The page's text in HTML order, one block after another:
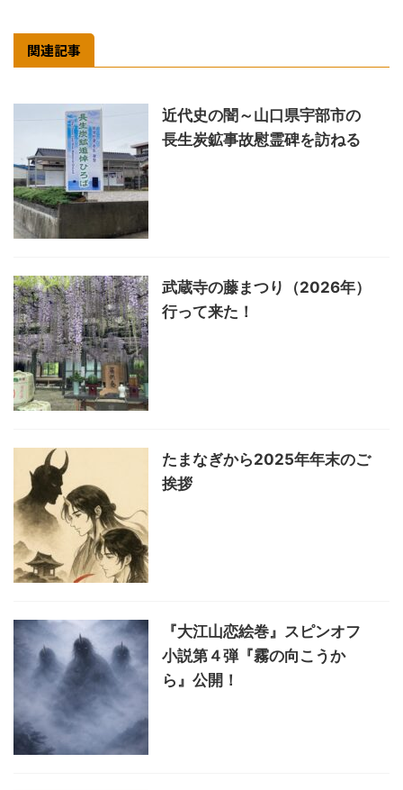
関連記事
近代史の闇～山口県宇部市の
長生炭鉱事故慰霊碑を訪ねる
武蔵寺の藤まつり（2026年）
行って来た！
たまなぎから2025年年末のご
挨拶
『大江山恋絵巻』スピンオフ
小説第４弾『霧の向こうか
ら』公開！